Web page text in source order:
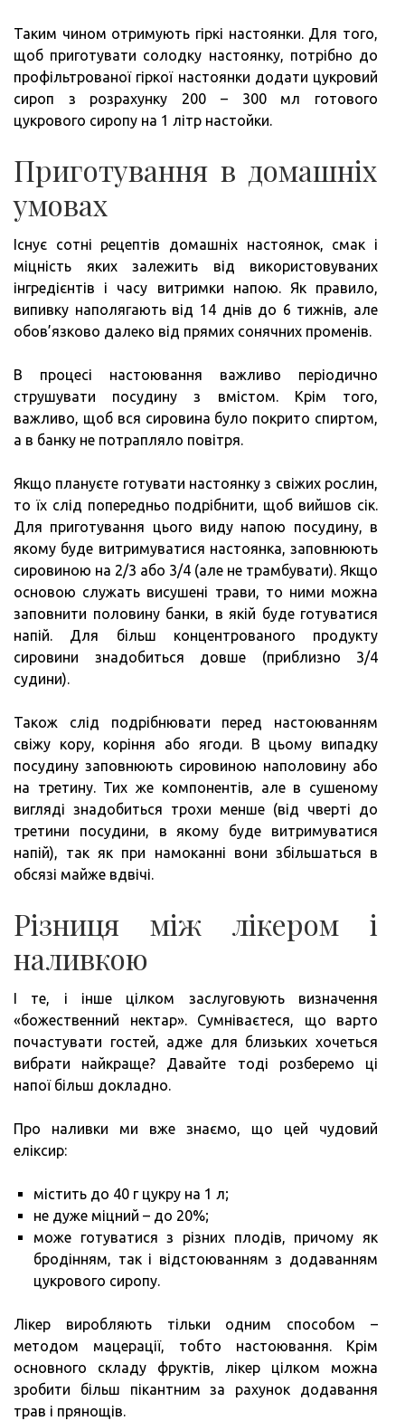
Таким чином отримують гіркі настоянки. Для того,
щоб приготувати солодку настоянку, потрібно до
профільтрованої гіркої настоянки додати цукровий
сироп з розрахунку 200 – 300 мл готового
цукрового сиропу на 1 літр настойки.
Приготування в домашніх
умовах
Існує сотні рецептів домашніх настоянок, смак і
міцність яких залежить від використовуваних
інгредієнтів і часу витримки напою. Як правило,
випивку наполягають від 14 днів до 6 тижнів, але
обов’язково далеко від прямих сонячних променів.
В процесі настоювання важливо періодично
струшувати посудину з вмістом. Крім того,
важливо, щоб вся сировина було покрито спиртом,
а в банку не потрапляло повітря.
Якщо плануєте готувати настоянку з свіжих рослин,
то їх слід попередньо подрібнити, щоб вийшов сік.
Для приготування цього виду напою посудину, в
якому буде витримуватися настоянка, заповнюють
сировиною на 2/3 або 3/4 (але не трамбувати). Якщо
основою служать висушені трави, то ними можна
заповнити половину банки, в якій буде готуватися
напій. Для більш концентрованого продукту
сировини знадобиться довше (приблизно 3/4
судини).
Також слід подрібнювати перед настоюванням
свіжу кору, коріння або ягоди. В цьому випадку
посудину заповнюють сировиною наполовину або
на третину. Тих же компонентів, але в сушеному
вигляді знадобиться трохи менше (від чверті до
третини посудини, в якому буде витримуватися
напій), так як при намоканні вони збільшаться в
обсязі майже вдвічі.
Різниця між лікером і
наливкою
І те, і інше цілком заслуговують визначення
«божественний нектар». Сумніваєтеся, що варто
почастувати гостей, адже для близьких хочеться
вибрати найкраще? Давайте тоді розберемо ці
напої більш докладно.
Про наливки ми вже знаємо, що цей чудовий
еліксир:
містить до 40 г цукру на 1 л;
не дуже міцний – до 20%;
може готуватися з різних плодів, причому як
бродінням, так і відстоюванням з додаванням
цукрового сиропу.
Лікер виробляють тільки одним способом –
методом мацерації, тобто настоювання. Крім
основного складу фруктів, лікер цілком можна
зробити більш пікантним за рахунок додавання
трав і прянощів.